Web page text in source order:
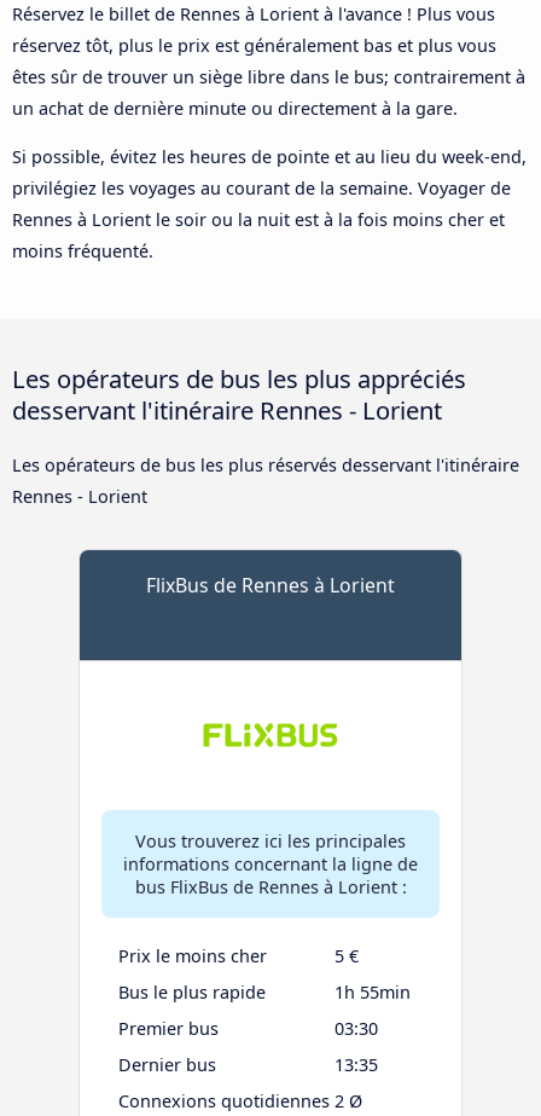
Réservez le billet de Rennes à Lorient à l'avance ! Plus vous
réservez tôt, plus le prix est généralement bas et plus vous
êtes sûr de trouver un siège libre dans le bus; contrairement à
un achat de dernière minute ou directement à la gare.
Si possible, évitez les heures de pointe et au lieu du week-end,
privilégiez les voyages au courant de la semaine. Voyager de
Rennes à Lorient le soir ou la nuit est à la fois moins cher et
moins fréquenté.
Les opérateurs de bus les plus appréciés
desservant l'itinéraire Rennes - Lorient
Les opérateurs de bus les plus réservés desservant l'itinéraire
Rennes - Lorient
FlixBus de Rennes à Lorient
Vous trouverez ici les principales
informations concernant la ligne de
bus FlixBus de Rennes à Lorient :
Prix le moins cher
5 €
Bus le plus rapide
1h 55min
Premier bus
03:30
Dernier bus
13:35
Connexions quotidiennes 2 Ø